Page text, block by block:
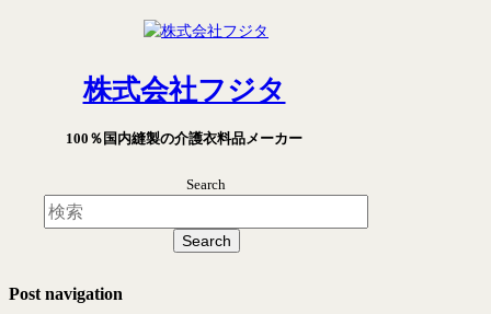
株式会社フジタ
100％国内縫製の介護衣料品メーカー
Search
Post navigation